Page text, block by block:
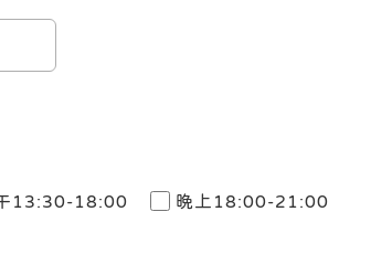
13:30-18:00 晚上18:00-21:00